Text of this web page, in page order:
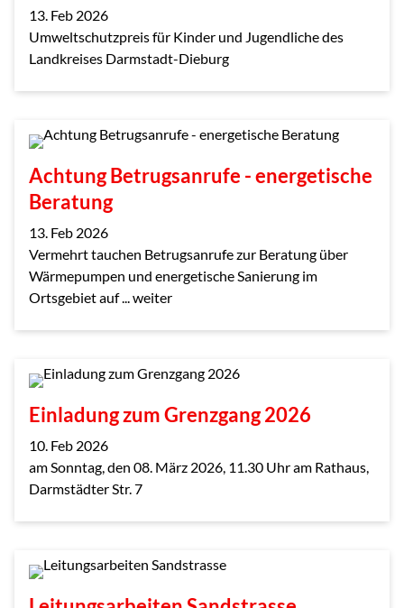
13. Feb 2026
Umweltschutzpreis für Kinder und Jugendliche des
Landkreises Darmstadt-Dieburg
Achtung Betrugsanrufe - energetische
Beratung
13. Feb 2026
Vermehrt tauchen Betrugsanrufe zur Beratung über
Wärmepumpen und energetische Sanierung im
Ortsgebiet auf ... weiter
Einladung zum Grenzgang 2026
10. Feb 2026
am Sonntag, den 08. März 2026, 11.30 Uhr am Rathaus,
Darmstädter Str. 7